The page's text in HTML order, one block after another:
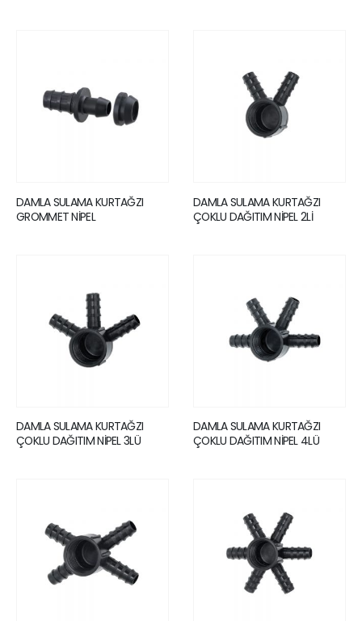
DAMLA SULAMA KURTAĞZI
GROMMET NİPEL
DAMLA SULAMA KURTAĞZI
ÇOKLU DAĞITIM NİPEL 2Lİ
DAMLA SULAMA KURTAĞZI
ÇOKLU DAĞITIM NİPEL 3LÜ
DAMLA SULAMA KURTAĞZI
ÇOKLU DAĞITIM NİPEL 4LÜ